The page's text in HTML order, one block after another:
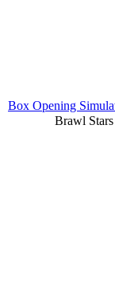
Box Opening